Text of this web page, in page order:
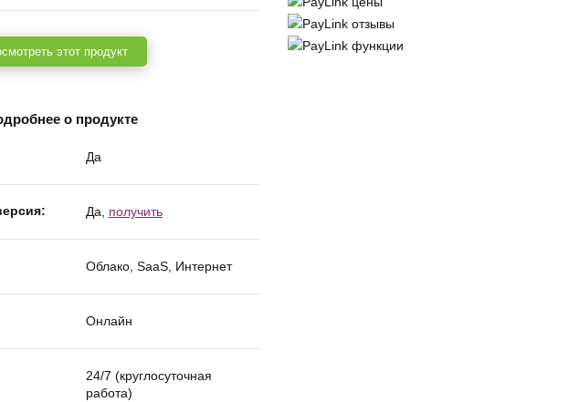
этот продукт
о продукте
Да
Да, получить
Облако, SaaS, Интернет
Онлайн
24/7 (круглосуточная
работа)